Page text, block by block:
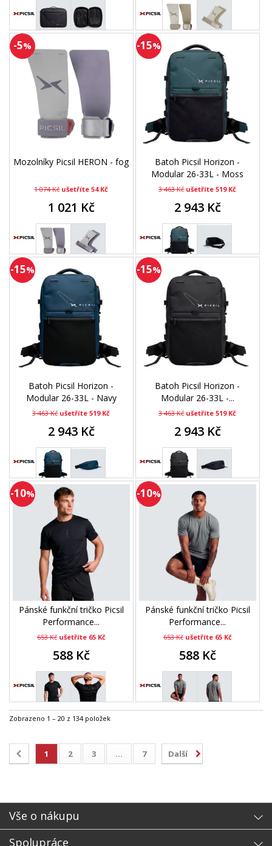
-5%
Mozolníky Picsil HERON - fog
1 074 Kč ušetříte 54 Kč
1 021 Kč
-15%
Batoh Picsil Horizon -
Modular 26-33L - Moss
3 463 Kč ušetříte 519 Kč
2 943 Kč
-15%
Batoh Picsil Horizon -
Modular 26-33L - Navy
3 463 Kč ušetříte 519 Kč
2 943 Kč
-15%
Batoh Picsil Horizon -
Modular 26-33L -...
3 463 Kč ušetříte 519 Kč
2 943 Kč
-10%
Pánské funkční tričko Picsil
Performance...
653 Kč ušetříte 65 Kč
588 Kč
-10%
Pánské funkční tričko Picsil
Performance...
653 Kč ušetříte 65 Kč
588 Kč
Zobrazeno 1 – 20 z 134 položek
1 2 3 ... 7 Další
Vše o nákupu
Spolupráce